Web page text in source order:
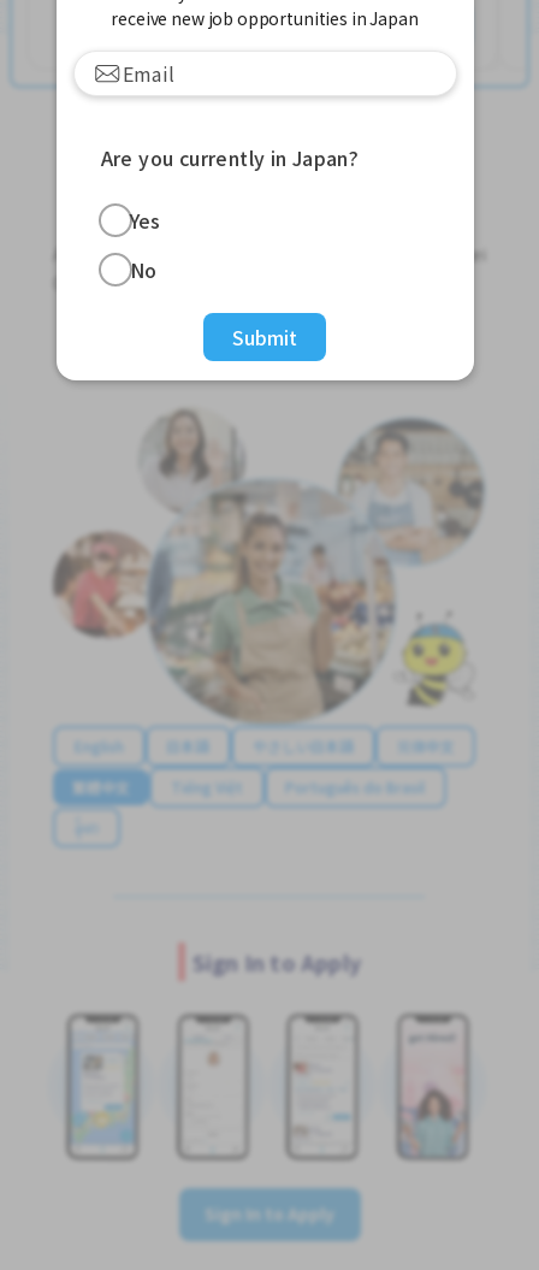
查看更多
Jobs For Foreigners In Japan
Apply for Part-Time Jobs, Full-Time Jobs and Tokutei
Ginou Jobs!
Get Started
English 日本語 やさしい日本語
简体中文
繁體中文
Tiếng Việt
Português do Brasil
န်မာ
Sign In to Apply
Sign In to Apply
receive new job opportunities in Japan
Are you currently in Japan?
Yes
No
Submit